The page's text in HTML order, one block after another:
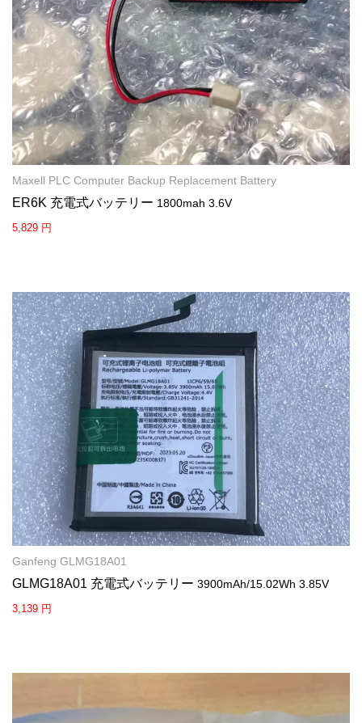
Maxell PLC Computer Backup Replacement Battery
ER6K 充電式バッテリー 1800mah 3.6V
5,829 円
Ganfeng GLMG18A01
GLMG18A01 充電式バッテリー 3900mAh/15.02Wh 3.85V
3,139 円